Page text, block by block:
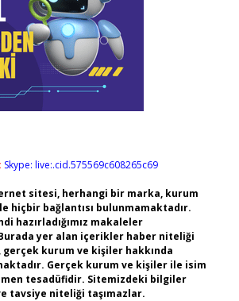
Skype: live:.cid.575569c608265c69
sitesi, herhangi bir marka, kurum
hiçbir bağlantısı bulunmamaktadır.
hazırladığımız makaleler
yer alan içerikler haber niteliği
gerçek kurum ve kişiler hakkında
Gerçek kurum ve kişiler ile isim
tesadüfidir. Sitemizdeki bilgiler
tavsiye niteliği taşımazlar.